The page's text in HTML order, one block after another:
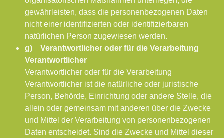
gewährleisten, dass die personenbezogenen Daten
nicht einer identifizierten oder identifizierbaren
natürlichen Person zugewiesen werden.
g) Verantwortlicher oder für die Verarbeitung
Verantwortlicher
Verantwortlicher oder für die Verarbeitung
Verantwortlicher ist die natürliche oder juristische
Person, Behörde, Einrichtung oder andere Stelle, die
allein oder gemeinsam mit anderen über die Zwecke
und Mittel der Verarbeitung von personenbezogenen
Daten entscheidet. Sind die Zwecke und Mittel dieser